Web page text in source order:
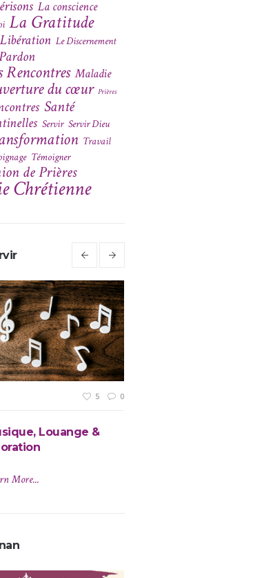
La conscience
La Gratitude
Le Discernement
Rencontres Maladie
du cœur Prières
Santé
Servir Servir Dieu
Travail
Témoigner
de Prières
Chrétienne
5 0
Louange &
More...